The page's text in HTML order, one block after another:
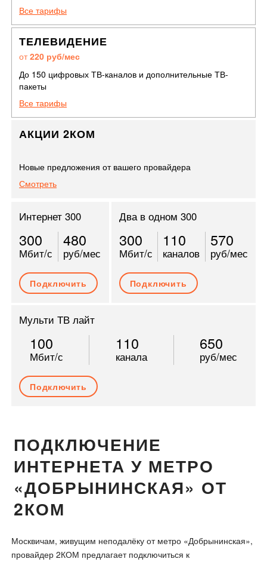
Все тарифы
ТЕЛЕВИДЕНИЕ
от220 руб/мес
До 150 цифровых ТВ-каналов и дополнительные ТВ-
пакеты
Все тарифы
АКЦИИ 2КОМ
Новые предложения от вашего провайдера
Смотреть
Интернет 300
300
Мбит/с
480
руб/мес
Подключить
Два в одном 300
300
Мбит/с
110
каналов
570
руб/мес
Подключить
Мульти ТВ лайт
100
Мбит/с
110
канала
650
руб/мес
Подключить
ПОДКЛЮЧЕНИЕ
ИНТЕРНЕТА У МЕТРО
«ДОБРЫНИНСКАЯ» ОТ
2КОМ
Москвичам, живущим неподалёку от метро «Добрынинская»,
провайдер 2КОМ предлагает подключиться к